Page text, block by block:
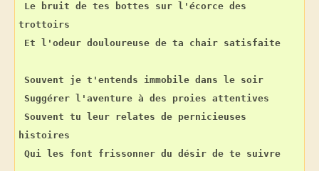
Le bruit de tes bottes sur l'écorce des
trottoirs
Et l'odeur douloureuse de ta chair satisfaite
Souvent je t'entends immobile dans le soir
Suggérer l'aventure à des proies attentives
Souvent tu leur relates de pernicieuses
histoires
Qui les font frissonner du désir de te suivre